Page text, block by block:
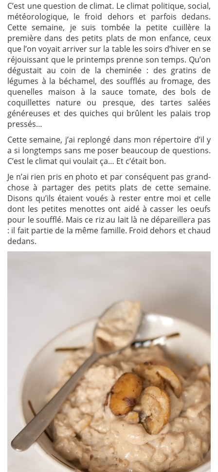
C’est une question de climat. Le climat politique, social,
météorologique, le froid dehors et parfois dedans.
Cette semaine, je suis tombée la petite cuillère la
première dans des petits plats de mon enfance, ceux
que l’on voyait arriver sur la table les soirs d’hiver en se
réjouissant que le printemps prenne son temps. Qu’on
dégustait au coin de la cheminée : des gratins de
légumes à la béchamel, des soufflés au fromage, des
quenelles maison à la sauce tomate, des bols de
coquillettes nature ou presque, des tartes salées
généreuses et des quiches qui brûlent les palais trop
pressés…
Cette semaine, j’ai replongé dans mon répertoire d’il y
a si longtemps sans me poser beaucoup de questions.
C’est le climat qui voulait ça… Et c’était bon.
Je n’ai rien pris en photo et par conséquent pas grand-
chose à partager des petits plats de cette semaine.
Disons qu’ils étaient voués à rester entre moi et celle
dont les petites menottes ont aidé à casser les oeufs
pour le soufflé. Mais ce riz au lait là ne dépareillera pas
: il fait partie de la même famille. Froid dehors et chaud
dedans.